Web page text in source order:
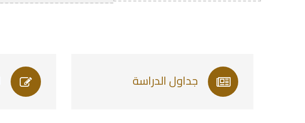
جداول الدراسة